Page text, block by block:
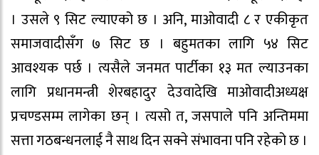
। उसले ९ सिट ल्याएको छ । अनि, माओवादी ८ र एकीकृत
समाजवादीसँग ७ सिट छ । बहुमतका लागि ५४ सिट
आवश्यक पर्छ । त्यसैले जनमत पार्टीका १३ मत ल्याउनका
लागि प्रधानमन्त्री शेरबहादुर देउवादेखि माओवादीअध्यक्ष
प्रचण्डसम्म लागेका छन् । त्यसो त, जसपाले पनि अन्तिममा
सत्ता गठबन्धनलाई नै साथ दिन सक्ने संभावना पनि रहेको छ ।